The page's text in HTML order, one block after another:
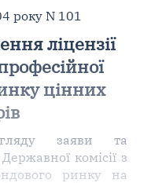
року N 101
ліцензії
цінних
заяви та
комісії з
ринку на